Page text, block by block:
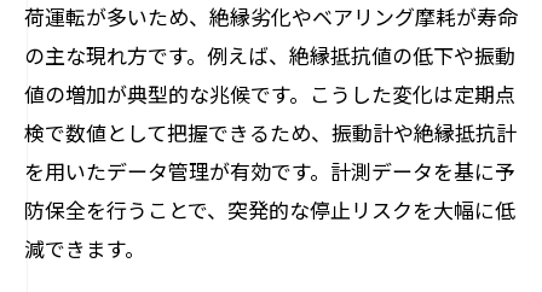
荷運転が多いため、絶縁劣化やベアリング摩耗が寿命
の主な現れ方です。例えば、絶縁抵抗値の低下や振動
値の増加が典型的な兆候です。こうした変化は定期点
検で数値として把握できるため、振動計や絶縁抵抗計
を用いたデータ管理が有効です。計測データを基に予
防保全を行うことで、突発的な停止リスクを大幅に低
減できます。